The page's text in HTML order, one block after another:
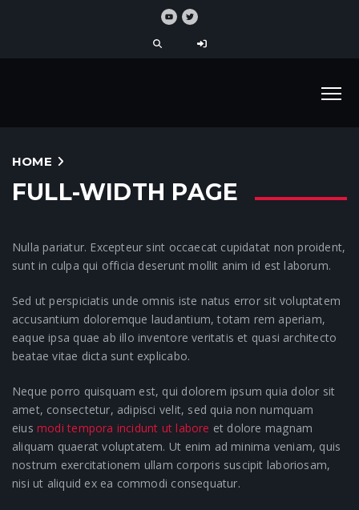
HOME
FULL-WIDTH PAGE
Nulla pariatur. Excepteur sint occaecat cupidatat non proident,
sunt in culpa qui officia deserunt mollit anim id est laborum.
Sed ut perspiciatis unde omnis iste natus error sit voluptatem
accusantium doloremque laudantium, totam rem aperiam,
eaque ipsa quae ab illo inventore veritatis et quasi architecto
beatae vitae dicta sunt explicabo.
Neque porro quisquam est, qui dolorem ipsum quia dolor sit
amet, consectetur, adipisci velit, sed quia non numquam
eiusmodi tempora incidunt ut labore et dolore magnam
aliquam quaerat voluptatem. Ut enim ad minima veniam, quis
nostrum exercitationem ullam corporis suscipit laboriosam,
nisi ut aliquid ex ea commodi consequatur.